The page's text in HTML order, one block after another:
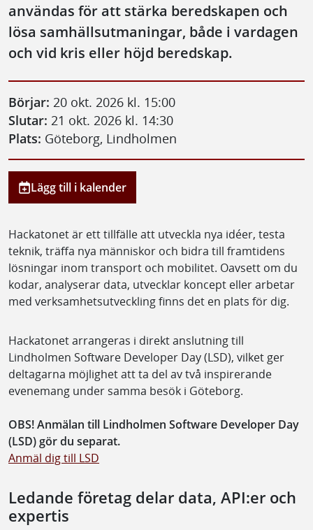
användas för att stärka beredskapen och
lösa samhällsutmaningar, både i vardagen
och vid kris eller höjd beredskap.
Börjar: 20 okt. 2026 kl. 15:00
Slutar: 21 okt. 2026 kl. 14:30
Plats: Göteborg, Lindholmen
Lägg till i kalender
Hackatonet är ett tillfälle att utveckla nya idéer, testa
teknik, träffa nya människor och bidra till framtidens
lösningar inom transport och mobilitet. Oavsett om du
kodar, analyserar data, utvecklar koncept eller arbetar
med verksamhetsutveckling finns det en plats för dig.
Hackatonet arrangeras i direkt anslutning till
Lindholmen Software Developer Day (LSD), vilket ger
deltagarna möjlighet att ta del av två inspirerande
evenemang under samma besök i Göteborg.
OBS! Anmälan till Lindholmen Software Developer Day
(LSD) gör du separat.
Anmäl dig till LSD
Ledande företag delar data, API:er och
expertis